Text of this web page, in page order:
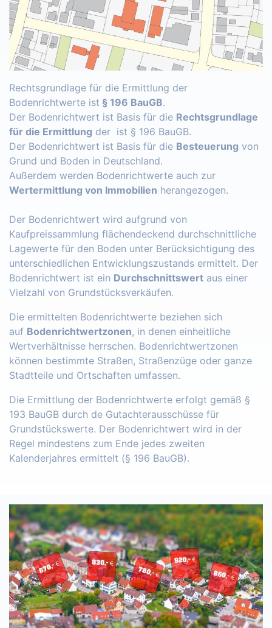
Rechtsgrundlage für die Ermittlung der
Bodenrichtwerte ist § 196 BauGB.
Der Bodenrichtwert ist Basis für die Rechtsgrundlage
für die Ermittlung der ist § 196 BauGB.
Der Bodenrichtwert ist Basis für die Besteuerung von
Grund und Boden in Deutschland.
Außerdem werden Bodenrichtwerte auch zur
Wertermittlung von Immobilien herangezogen.
Der Bodenrichtwert wird aufgrund von
Kaufpreissammlung flächendeckend durchschnittliche
Lagewerte für den Boden unter Berücksichtigung des
unterschiedlichen Entwicklungszustands ermittelt. Der
Bodenrichtwert ist ein Durchschnittswert aus einer
Vielzahl von Grundstücksverkäufen.
Die ermittelten Bodenrichtwerte beziehen sich
auf Bodenrichtwertzonen, in denen einheitliche
Wertverhältnisse herrschen. Bodenrichtwertzonen
können bestimmte Straßen, Straßenzüge oder ganze
Stadtteile und Ortschaften umfassen.
Die Ermittlung der Bodenrichtwerte erfolgt gemäß §
193 BauGB durch de Gutachterausschüsse für
Grundstückswerte. Der Bodenrichtwert wird in der
Regel mindestens zum Ende jedes zweiten
Kalenderjahres ermittelt (§ 196 BauGB).